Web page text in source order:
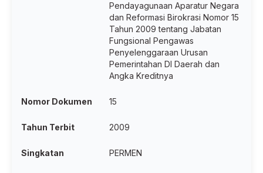
Pendayagunaan Aparatur Negara
dan Reformasi Birokrasi Nomor 15
Tahun 2009 tentang Jabatan
Fungsional Pengawas
Penyelenggaraan Urusan
Pemerintahan Dl Daerah dan
Angka Kreditnya
Nomor Dokumen 15
Tahun Terbit 2009
Singkatan PERMEN